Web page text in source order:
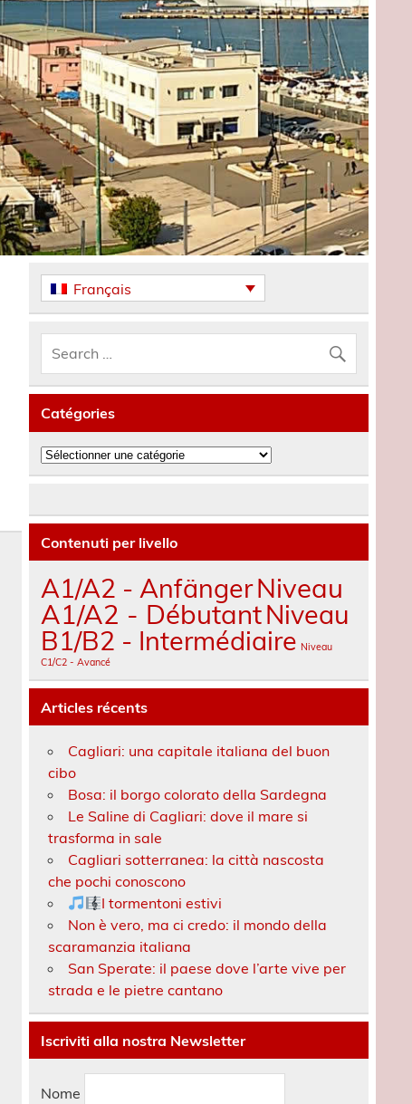
Français
Catégories
Catégories
Contenuti per livello
A1/A2 - AnfängerNiveau
A1/A2 - DébutantNiveau
B1/B2 - Intermédiaire Niveau
C1/C2 - Avancé
Articles récents
Cagliari: una capitale italiana del buon
cibo
Bosa: il borgo colorato della Sardegna
Le Saline di Cagliari: dove il mare si
trasforma in sale
Cagliari sotterranea: la città nascosta
che pochi conoscono
I tormentoni estivi
Non è vero, ma ci credo: il mondo della
scaramanzia italiana
San Sperate: il paese dove l’arte vive per
strada e le pietre cantano
Iscriviti alla nostra Newsletter
Nome